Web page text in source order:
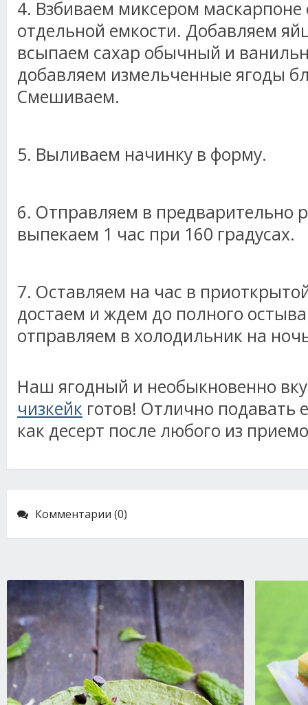
4. Взбиваем миксером маскарпоне
отдельной емкости. Добавляем
всыпаем сахар обычный и
добавляем измельченные ягоды
Смешиваем.
5. Выливаем начинку в форму.
6. Отправляем в предварительно
выпекаем 1 час при 160 градусах.
7. Оставляем на час в
достаем и ждем до полного
отправляем в холодильник на
Наш ягодный и необыкновенно
чизкейк готов! Отлично подавать
как десерт после любого из
Комментарии (0)